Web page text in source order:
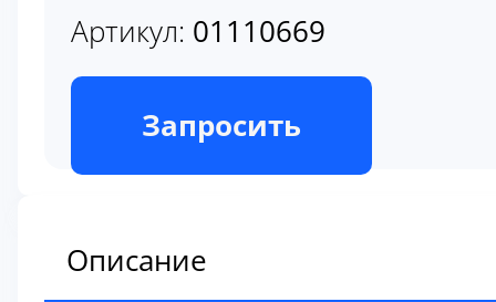
Артикул: 01110669
В наличии
Запросить
Описание